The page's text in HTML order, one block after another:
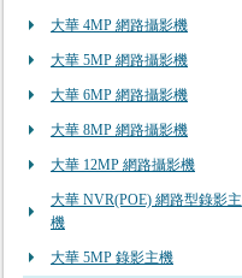
大華 4MP 網路攝影機
大華 5MP 網路攝影機
大華 6MP 網路攝影機
大華 8MP 網路攝影機
大華 12MP 網路攝影機
大華 NVR(POE) 網路型錄影主
機
大華 5MP 錄影主機